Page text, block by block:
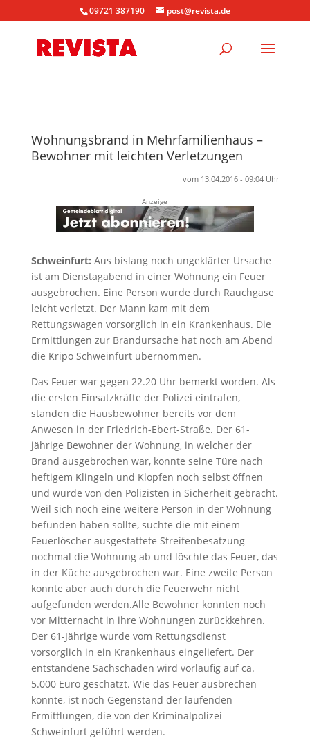
09721 387190 post@revista.de
Wohnungsbrand in Mehrfamilienhaus –
Bewohner mit leichten Verletzungen
vom 13.04.2016 - 09:04 Uhr
Anzeige
Schweinfurt: Aus bislang noch ungeklärter Ursache
ist am Dienstagabend in einer Wohnung ein Feuer
ausgebrochen. Eine Person wurde durch Rauchgase
leicht verletzt. Der Mann kam mit dem
Rettungswagen vorsorglich in ein Krankenhaus. Die
Ermittlungen zur Brandursache hat noch am Abend
die Kripo Schweinfurt übernommen.
Das Feuer war gegen 22.20 Uhr bemerkt worden. Als
die ersten Einsatzkräfte der Polizei eintrafen,
standen die Hausbewohner bereits vor dem
Anwesen in der Friedrich-Ebert-Straße. Der 61-
jährige Bewohner der Wohnung, in welcher der
Brand ausgebrochen war, konnte seine Türe nach
heftigem Klingeln und Klopfen noch selbst öffnen
und wurde von den Polizisten in Sicherheit gebracht.
Weil sich noch eine weitere Person in der Wohnung
befunden haben sollte, suchte die mit einem
Feuerlöscher ausgestattete Streifenbesatzung
nochmal die Wohnung ab und löschte das Feuer, das
in der Küche ausgebrochen war. Eine zweite Person
konnte aber auch durch die Feuerwehr nicht
aufgefunden werden.Alle Bewohner konnten noch
vor Mitternacht in ihre Wohnungen zurückkehren.
Der 61-Jährige wurde vom Rettungsdienst
vorsorglich in ein Krankenhaus eingeliefert. Der
entstandene Sachschaden wird vorläufig auf ca.
5.000 Euro geschätzt. Wie das Feuer ausbrechen
konnte, ist noch Gegenstand der laufenden
Ermittlungen, die von der Kriminalpolizei
Schweinfurt geführt werden.